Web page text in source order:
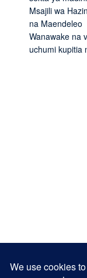
Msajili wa
na Maendeleo
Wanawake na
uchumi kupitia